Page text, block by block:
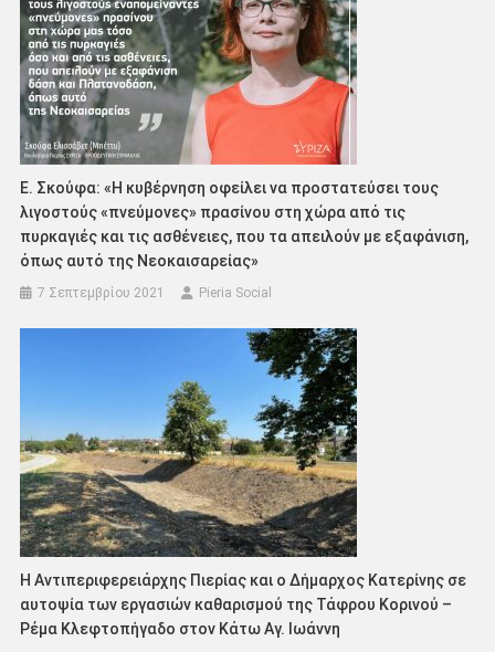
Ε. Σκούφα: «Η κυβέρνηση οφείλει να προστατεύσει τους
λιγοστούς «πνεύμονες» πρασίνου στη χώρα από τις
πυρκαγιές και τις ασθένειες, που τα απειλούν με εξαφάνιση,
όπως αυτό της Νεοκαισαρείας»
7 Σεπτεμβρίου 2021 Pieria Social
Η Αντιπεριφερειάρχης Πιερίας και ο Δήμαρχος Κατερίνης σε
αυτοψία των εργασιών καθαρισμού της Τάφρου Κορινού –
Ρέμα Κλεφτοπήγαδο στον Κάτω Αγ. Ιωάννη